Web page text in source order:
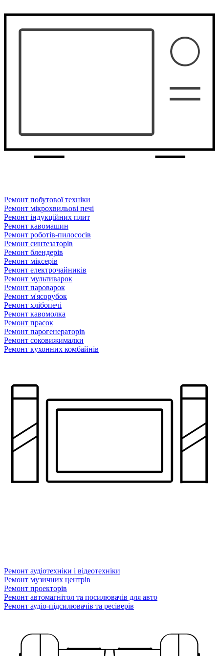
Ремонт побутової техніки
Ремонт мікрохвильові печі
Ремонт індукційних плит
Ремонт кавомашин
Ремонт роботів-пилососів
Ремонт синтезаторів
Ремонт блендерiв
Ремонт мiксерiв
Ремонт електрочайників
Ремонт мультиварок
Ремонт пароварок
Ремонт м'ясорубок
Ремонт хлiбопечi
Ремонт кавомолка
Ремонт прасок
Ремонт парогенераторiв
Ремонт соковижималки
Ремонт кухонних комбайнів
Ремонт аудіотехніки і відеотехніки
Ремонт музичних центрів
Ремонт проекторів
Ремонт автомагнітол та посилювачів для авто
Ремонт аудіо-підсилювачів та ресіверів